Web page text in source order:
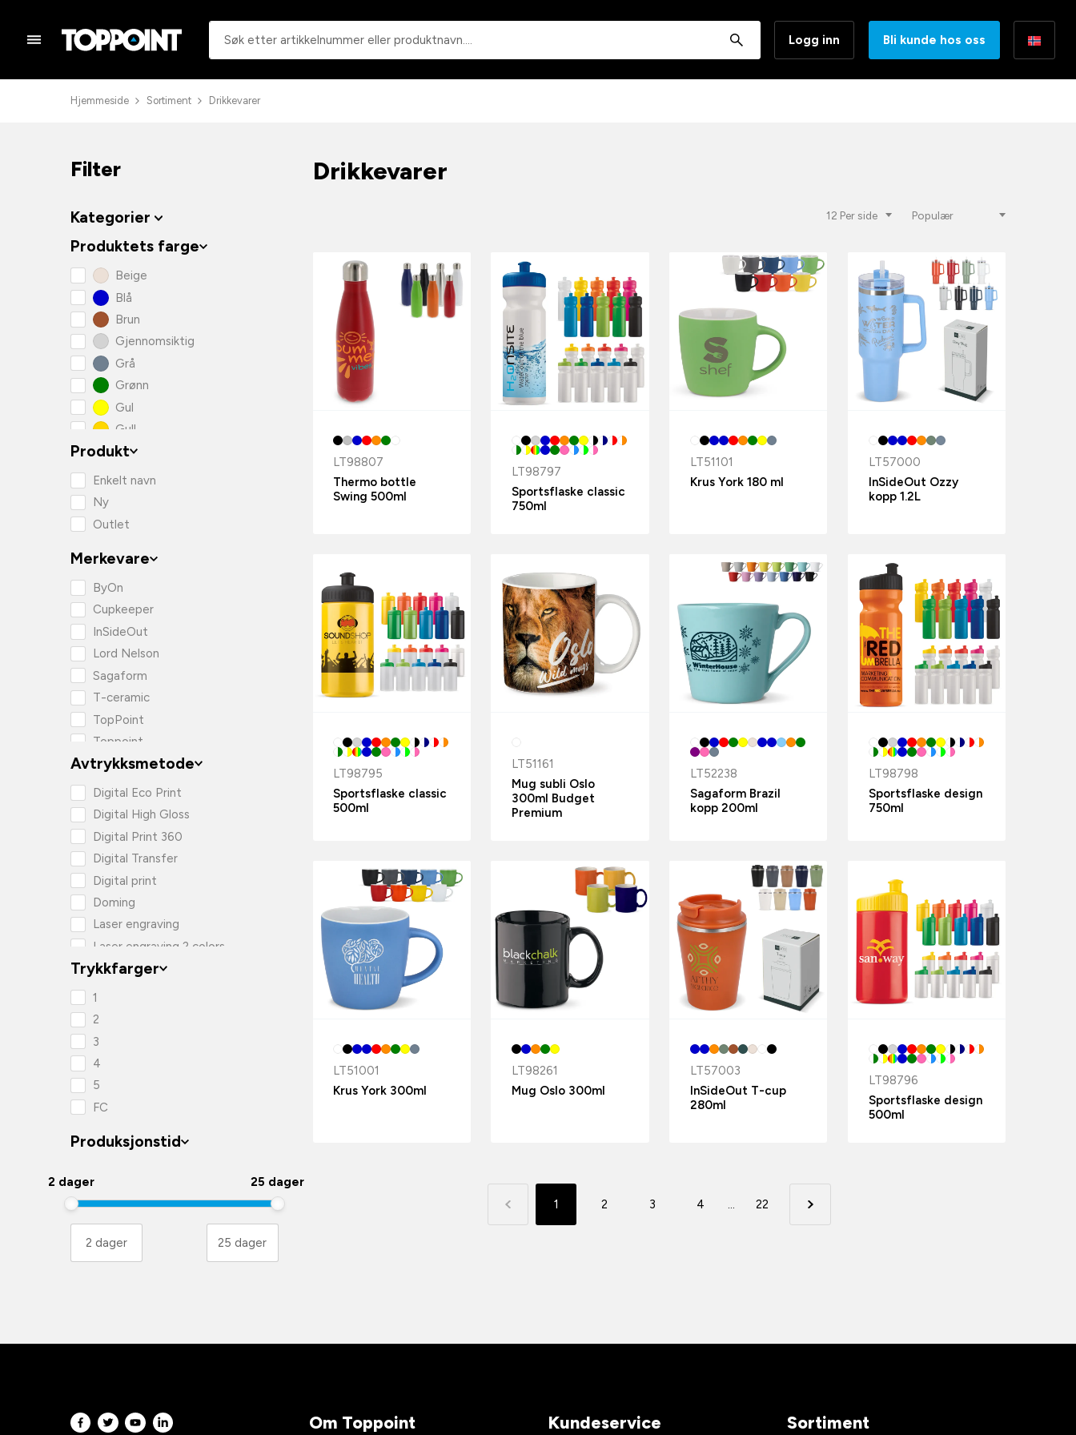
Logg inn Bli kunde hos oss
Hjemmeside Sortiment Drikkevarer
Drikkevarer
LT98807
Thermo bottle
Swing 500ml
LT98797
Sportsflaske classic
750ml
LT51101
Krus York 180 ml
LT57000
InSideOut Ozzy
kopp 1.2L
LT98795
Sportsflaske classic
500ml
LT51161
Mug subli Oslo
300ml Budget
Premium
LT52238
Sagaform Brazil
kopp 200ml
LT98798
Sportsflaske design
750ml
LT51001
Krus York 300ml
LT98261
Mug Oslo 300ml
LT57003
InSideOut T-cup
280ml
LT98796
Sportsflaske design
500ml
1 2 3 4 ... 22
Filter
Kategorier
Produktets farge
Beige
Blå
Brun
Gjennomsiktig
Grå
Grønn
Gul
Gull
Hvit
Lilla
Rosa
Svart
Sølv
Turkis
Produkt
Enkelt navn
Ny
Outlet
Merkevare
ByOn
Cupkeeper
InSideOut
Lord Nelson
Sagaform
T-ceramic
TopPoint
Toppoint
Avtrykksmetode
Digital Eco Print
Digital High Gloss
Digital Print 360
Digital Transfer
Digital print
Doming
Laser engraving
Laser engraving 2 colors
Laser engraving 360
Silketrykk Transfer
Sublimation
Tampotrykk
UV High Gloss
UV High Gloss - Flex
Trykkfarger
1
2
3
4
5
FC
Produksjonstid
2 dager 25 dager
Om Toppoint Kundeservice Sortiment